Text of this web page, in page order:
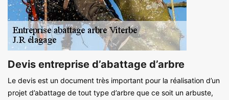
Devis entreprise d’abattage d’arbre
Le devis est un document très important pour la réalisation d’un
projet d’abattage de tout type d’arbre que ce soit un arbuste,